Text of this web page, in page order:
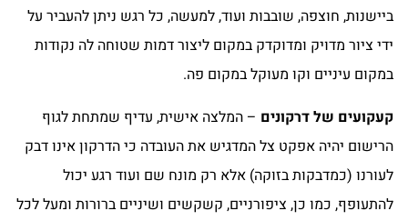
ביישנות, חוצפה, שובבות ועוד, למעשה, כל רגש ניתן להעביר על
ידי ציור מדויק ומדוקדק במקום ליצור דמות שטוחה לה נקודות
במקום עיניים וקו מעוקל במקום פה.
קעקועים של דרקונים– המלצה אישית, עדיף שמתחת לגוף
הרישום יהיה אפקט צל המדגיש את העובדה כי הדרקון אינו דבק
לעורנו (כמדבקות בזוקה) אלא רק מונח שם ועוד רגע יכול
להתעופף, כמו כן, ציפורניים, קשקשים ושיניים ברורות ומעל לכל